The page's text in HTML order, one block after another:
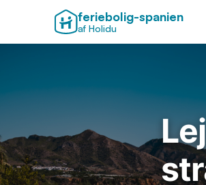
feriebolig-spanien
af Holidu